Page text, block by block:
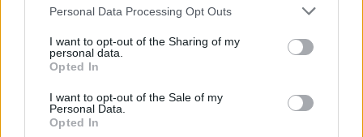
Please note that this website/app uses one or more Google
not limited to your visit or usage behaviour. You may click to
grant or deny consent to Google and its third-party tags to
use your data for below specified purposes in below Google
consent section.
Personal Data Processing Opt Outs
I want to opt-out of the Sharing of my
personal data.
Opted In
I want to opt-out of the Sale of my
Personal Data.
Opted In
Először a Paeoni Musicnál jött ki az
; ennek a
címadó száma kiemelkedik az egyébként is magas
színvonalú számok közül, ravaszul megtört
ritmusaival, apró hangjaival, meglepő
szerkesztésével (úgymint: a kétharmadánál belépő
dubos szinti). AzInverz Clouds
ban a galoppozó
ritmus és a szétkent szintik ellenpontja az izgalmas.